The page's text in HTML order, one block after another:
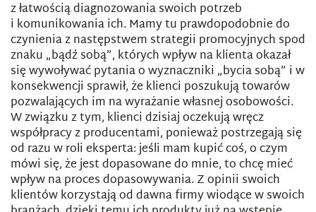
z łatwością diagnozowania swoich potrzeb
i komunikowania ich. Mamy tu prawdopodobnie do
czynienia z następstwem strategii promocyjnych spod
znaku „bądź sobą”, których wpływ na klienta okazał
się wywoływać pytania o wyznaczniki „bycia sobą” i w
konsekwencji sprawił, że klienci poszukują towarów
pozwalających im na wyrażanie własnej osobowości.
W związku z tym, klienci dzisiaj oczekują wręcz
współpracy z producentami, ponieważ postrzegają się
od razu w roli eksperta: jeśli mam kupić coś, o czym
mówi się, że jest dopasowane do mnie, to chcę mieć
wpływ na proces dopasowywania. Z opinii swoich
klientów korzystają od dawna firmy wiodące w swoich